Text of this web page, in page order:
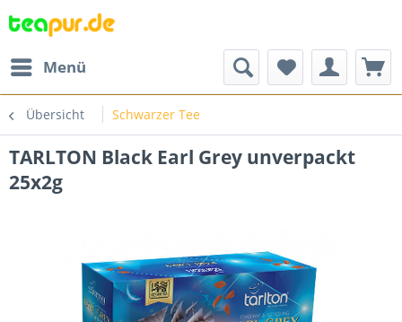
Menü
Übersicht Schwarzer Tee
TARLTON Black Earl Grey unverpackt
25x2g